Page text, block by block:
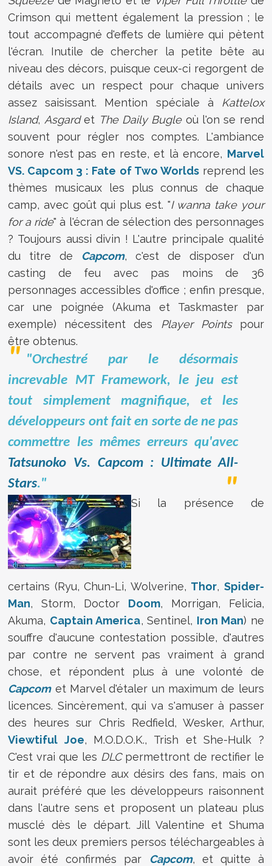
Crimson qui mettent également la pression ; le
tout accompagné d'effets de lumière qui pètent
l'écran. Inutile de chercher la petite bête au
niveau des décors, puisque ceux-ci regorgent de
détails avec un respect pour chaque univers
assez saisissant. Mention spéciale à
Kattelox
Island, Asgardet The Daily Bugleoù l'on se rend
souvent pour régler nos comptes. L'ambiance
sonore n'est pas en reste, et là encore, Marvel
VS. Capcom 3 : Fate of Two Worldsreprend les
thèmes musicaux les plus connus de chaque
camp, avec goût qui plus est. "I wanna take your
for a ride" à l'écran de sélection des personnages
? Toujours aussi divin ! L'autre principale qualité
du titre de Capcom, c'est de disposer d'un
casting de feu avec pas moins de 36
personnages accessibles d'office ; enfin presque,
car une poignée (Akuma et Taskmaster par
exemple) nécessitent des
Player Pointspour
être obtenus.
"Orchestré par le désormais
increvable MT Framework, le jeu est
tout simplement magnifique, et les
développeurs ont fait en sorte de ne pas
commettre les mêmes erreurs qu'avec
Tatsunoko Vs. Capcom : Ultimate All-
Stars."
Si la présence de
certains (Ryu, Chun-Li, Wolverine, Thor, Spider-
Man, Storm, Doctor Doom, Morrigan, Felicia,
Akuma, Captain America, Sentinel, Iron Man) ne
souffre d'aucune contestation possible, d'autres
par contre ne servent pas vraiment à grand
chose, et répondent plus à une volonté de
Capcomet Marvel d'étaler un maximum de leurs
licences. Sincèrement, qui va s'amuser à passer
des heures sur Chris Redfield, Wesker, Arthur,
Viewtiful Joe, M.O.D.O.K., Trish et She-Hulk ?
C'est vrai que les DLCpermettront de rectifier le
tir et de répondre aux désirs des fans, mais on
aurait préféré que les développeurs raisonnent
dans l'autre sens et proposent un plateau plus
musclé dès le départ. Jill Valentine et Shuma
sont les deux premiers persos téléchargeables à
avoir été confirmés par
Capcom, et quitte à